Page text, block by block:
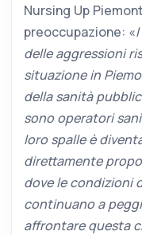
Nursing Up
preoccupazione: «
delle aggressioni
situazione in
della sanità
sono operatori
loro spalle è
direttamente
dove le condizioni
continuano a
affrontare questa